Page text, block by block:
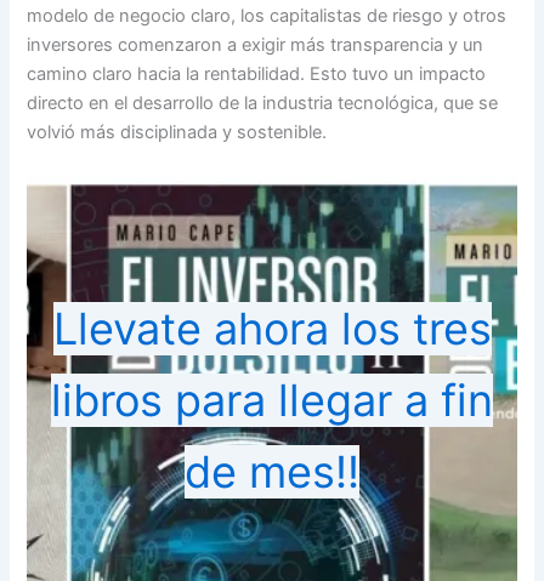
modelo de negocio claro, los capitalistas de riesgo y otros
inversores comenzaron a exigir más transparencia y un
camino claro hacia la rentabilidad. Esto tuvo un impacto
directo en el desarrollo de la industria tecnológica, que se
volvió más disciplinada y sostenible.
Llevate ahora los tres
libros para llegar a fin
de mes!!